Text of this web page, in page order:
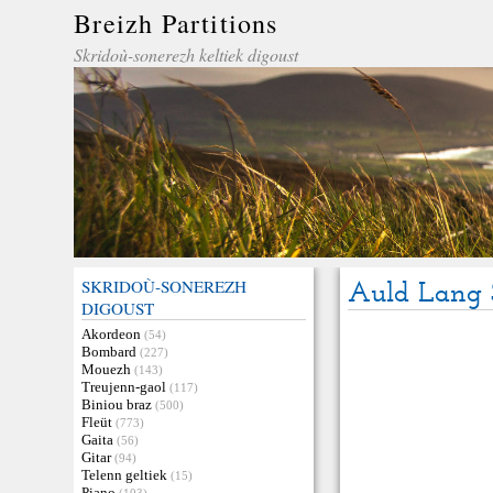
Breizh Partitions
Skridoù-sonerezh keltiek digoust
SKRIDOÙ-SONEREZH
DIGOUST
Akordeon (54)
Bombard (227)
Mouezh (143)
Treujenn-gaol (117)
Biniou braz (500)
Fleüt (773)
Gaita (56)
Gitar (94)
Telenn geltiek (15)
Auld Lang